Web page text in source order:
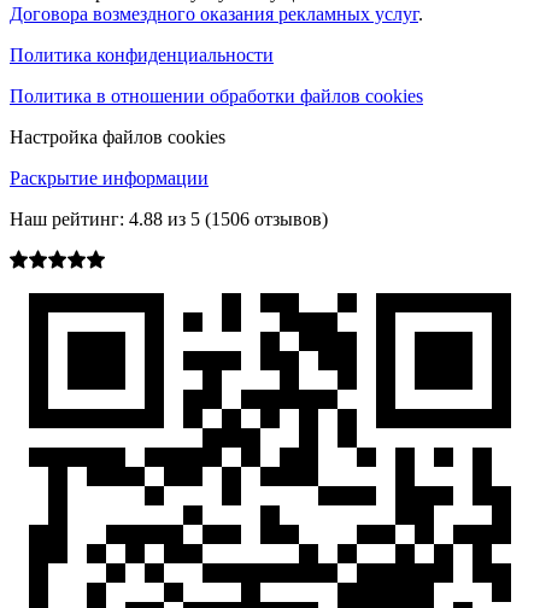
Договора возмездного оказания рекламных услуг.
Политика конфиденциальности
Политика в отношении обработки файлов cookies
Настройка файлов cookies
Раскрытие информации
Наш рейтинг: 4.88 из 5 (1506 отзывов)